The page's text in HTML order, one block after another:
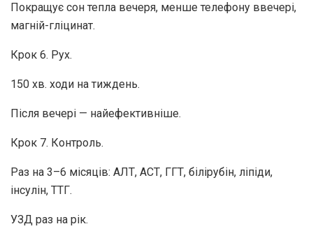
Покращує сон тепла вечеря, менше телефону ввечері,
магній-гліцинат.
Крок 6. Рух.
150 хв. ходи на тиждень.
Після вечері — найефективніше.
Крок 7. Контроль.
Раз на 3–6 місяців: АЛТ, АСТ, ГГТ, білірубін, ліпіди,
інсулін, ТТГ.
УЗД раз на рік.